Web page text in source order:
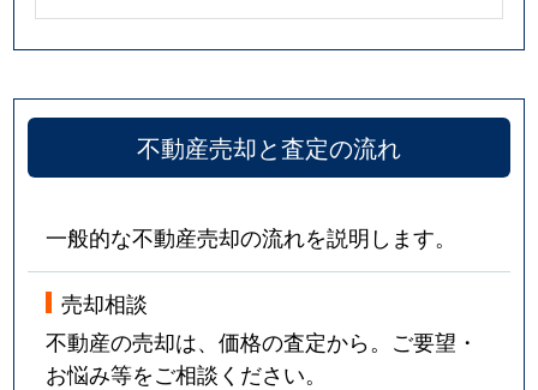
不動産売却と査定の流れ
一般的な不動産売却の流れを説明します。
売却相談
不動産の売却は、価格の査定から。ご要望・
お悩み等をご相談ください。